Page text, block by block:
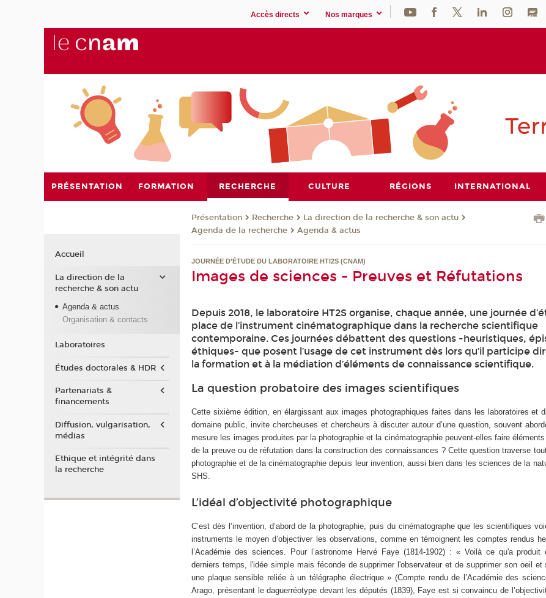
Accès directs Nos marques
PRÉSENTATION FORMATION RECHERCHE CULTURE RÉGIONS INTERNATIONAL
Présentation Recherche
La direction de la recherche & son actu
Agenda de la recherche
Agenda & actus
JOURNÉE D’ÉTUDE DU LABORATOIRE HTI2S (CNAM)
Images de sciences - Preuves et Réfutations
Depuis 2018, le laboratoire HT2S organise, chaque année, une journée
place de l’instrument cinématographique dans la recherche scientifique
contemporaine. Ces journées débattent des questions -heuristiques,
éthiques- que posent l’usage de cet instrument dès lors qu’il participe
la formation et à la médiation d’éléments de connaissance scientifique.
La question probatoire des images scientifiques
Cette sixième édition, en élargissant aux images photographiques faites dans les laboratoires et
domaine public, invite chercheuses et chercheurs à discuter autour d’une question, souvent
mesure les images produites par la photographie et la cinématographie peuvent-elles faire éléments
de la preuve ou de réfutation dans la construction des connaissances ? Cette question traverse
photographie et de la cinématographie depuis leur invention, aussi bien dans les sciences de la
SHS.
L’idéal d’objectivité photographique
C’est dès l’invention, d’abord de la photographie, puis du cinématographe que les scientifiques
instruments le moyen d’objectiver les observations, comme en témoignent les comptes rendus
l’Académie des sciences. Pour l’astronome Hervé Faye (1814-1902) : « Voilà ce qu'a
derniers temps, l'idée simple mais féconde de supprimer l'observateur et de supprimer son oeil et
une plaque sensible reliée à un télégraphe électrique » (Compte rendu de l’Académie des
Arago, présentant le daguerréotype devant les députés (1839), Faye est si convaincu de
Accueil
La direction de la
recherche & son actu
Agenda & actus
Organisation & contacts
Laboratoires
Études doctorales & HDR
Partenariats &
financements
Diffusion, vulgarisation,
médias
Ethique et intégrité dans
la recherche